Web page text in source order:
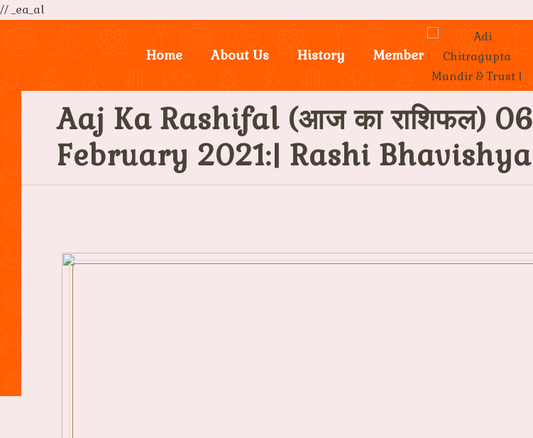
// _ea_al
Home About Us History Member
Aaj Ka Rashifal (आज का राशिफल) 06
February 2021:| Rashi Bhavishya